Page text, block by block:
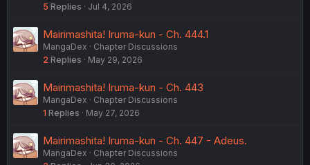
5 Replies Jul 4, 2026
Mairimashita! Iruma-kun - Ch. 444.1
MangaDex
Chapter Discussions
2 Replies May 29, 2026
Mairimashita! Iruma-kun - Ch. 443
MangaDex
Chapter Discussions
1 Replies May 27, 2026
Mairimashita! Iruma-kun - Ch. 447 - Adeus.
MangaDex
Chapter Discussions